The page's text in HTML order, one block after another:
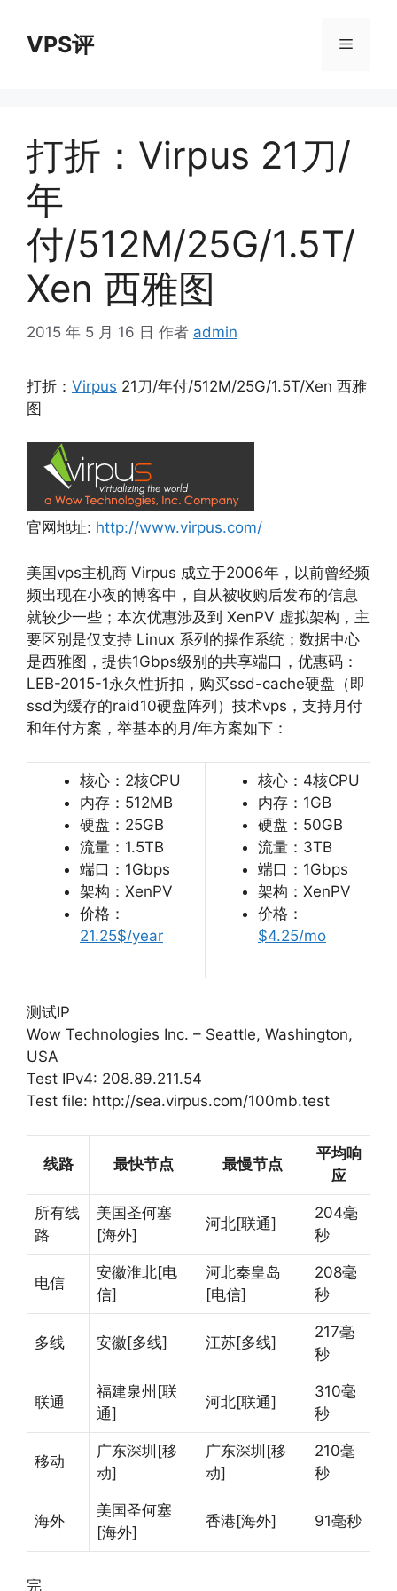
VPS评 菜
打折：Virpus 21刀/
年
付/512M/25G/1.5T/
Xen 西雅图
2015 年 5 月 16 日 作者 admin
打折： Virpus 21刀/年付/512M/25G/1.5T/Xen 西雅
图
官网地址: http://www.virpus.com/
美国vps主机商 Virpus 成立于2006年，以前曾经频
频出现在小夜的博客中，自从被收购后发布的信息
就较少一些；本次优惠涉及到 XenPV 虚拟架构，主
要区别是仅支持 Linux 系列的操作系统；数据中心
是西雅图，提供1Gbps级别的共享端口，优惠码：
LEB-2015-1永久性折扣，购买ssd-cache硬盘（即
ssd为缓存的raid10硬盘阵列）技术vps，支持月付
和年付方案，举基本的月/年方案如下：
核心：2核CPU
内存：512MB
硬盘：25GB
流量：1.5TB
端口：1Gbps
架构：XenPV
价格：
21.25$/year
核心：4核CPU
内存：1GB
硬盘：50GB
流量：3TB
端口：1Gbps
架构：XenPV
价格：
$4.25/mo
测试IP
Wow Technologies Inc. – Seattle, Washington,
USA
Test IPv4: 208.89.211.54
Test file: http://sea.virpus.com/100mb.test
线路 最快节点 最慢节点
平均响
应
所有线
路
美国圣何塞
[海外]
河北[联通]
204毫
秒
电信
安徽淮北[电
信]
河北秦皇岛
[电信]
208毫
秒
多线 安徽[多线] 江苏[多线]
217毫
秒
联通
福建泉州[联
通]
河北[联通]
310毫
秒
移动
广东深圳[移
动]
广东深圳[移
动]
210毫
秒
海外
美国圣何塞
[海外]
香港[海外] 91毫秒
完